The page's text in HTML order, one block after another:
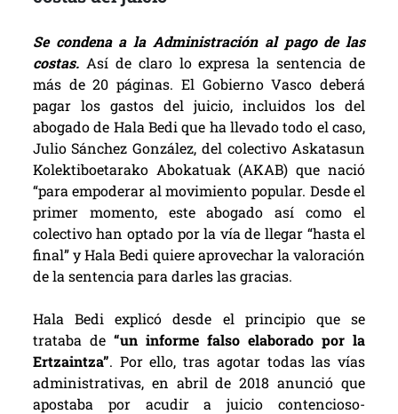
Se condena a la Administración al pago de las
costas. Así de claro lo expresa la sentencia de
más de 20 páginas. El Gobierno Vasco deberá
pagar los gastos del juicio, incluidos los del
abogado de Hala Bedi que ha llevado todo el caso,
Julio Sánchez González, del colectivo Askatasun
Kolektiboetarako Abokatuak (AKAB) que nació
“para empoderar al movimiento popular. Desde el
primer momento, este abogado así como el
colectivo han optado por la vía de llegar “hasta el
final” y Hala Bedi quiere aprovechar la valoración
de la sentencia para darles las gracias.
Hala Bedi explicó desde el principio que se
trataba de “un informe falso elaborado por la
Ertzaintza”. Por ello, tras agotar todas las vías
administrativas, en abril de 2018 anunció que
apostaba por acudir a juicio contencioso-